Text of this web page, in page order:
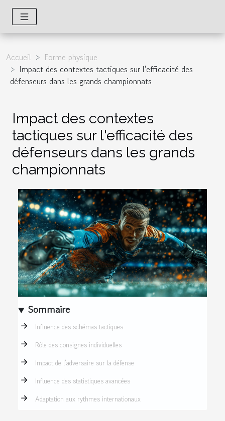
Accueil
Forme physique
Impact des contextes tactiques sur l'efficacité des
défenseurs dans les grands championnats
Impact des contextes
tactiques sur l'efficacité des
défenseurs dans les grands
championnats
Sommaire
Influence des schémas tactiques
Rôle des consignes individuelles
Impact de l’adversaire sur la défense
Influence des statistiques avancées
Adaptation aux rythmes internationaux